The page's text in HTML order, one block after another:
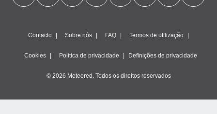
Contacto Sobre nós FAQ Termos de utilização
Cookies Política de privacidade Definições de privacidade
© 2026 Meteored. Todos os direitos reservados